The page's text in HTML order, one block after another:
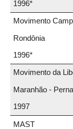
1996*
Movimento
Rondônia
1996*
Movimento da
Maranhão -
1997
MAST